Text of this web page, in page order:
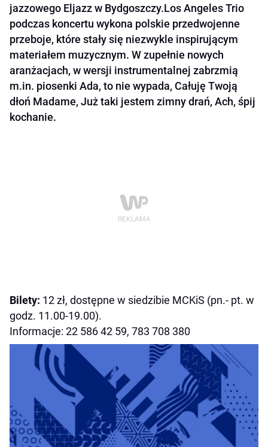
jazzowego Eljazz w Bydgoszczy.Los Angeles Trio
podczas koncertu wykona polskie przedwojenne
przeboje, które stały się niezwykle inspirującym
materiałem muzycznym. W zupełnie nowych
aranżacjach, w wersji instrumentalnej zabrzmią
m.in. piosenki Ada, to nie wypada, Całuję Twoją
dłoń Madame, Już taki jestem zimny drań, Ach, śpij
kochanie.
Bilety: 12 zł, dostępne w siedzibie MCKiS (pn.- pt. w
godz. 11.00-19.00).
Informacje: 22 586 42 59, 783 708 380